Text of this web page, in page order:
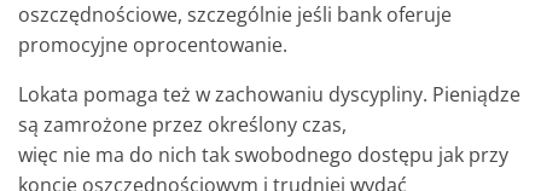
oszczędnościowe, szczególnie jeśli bank oferuje
promocyjne oprocentowanie.
Lokata pomaga też w zachowaniu dyscypliny. Pieniądze
są zamrożone przez określony czas,
więc nie ma do nich tak swobodnego dostępu jak przy
koncie oszczędnościowym i trudniej wydać